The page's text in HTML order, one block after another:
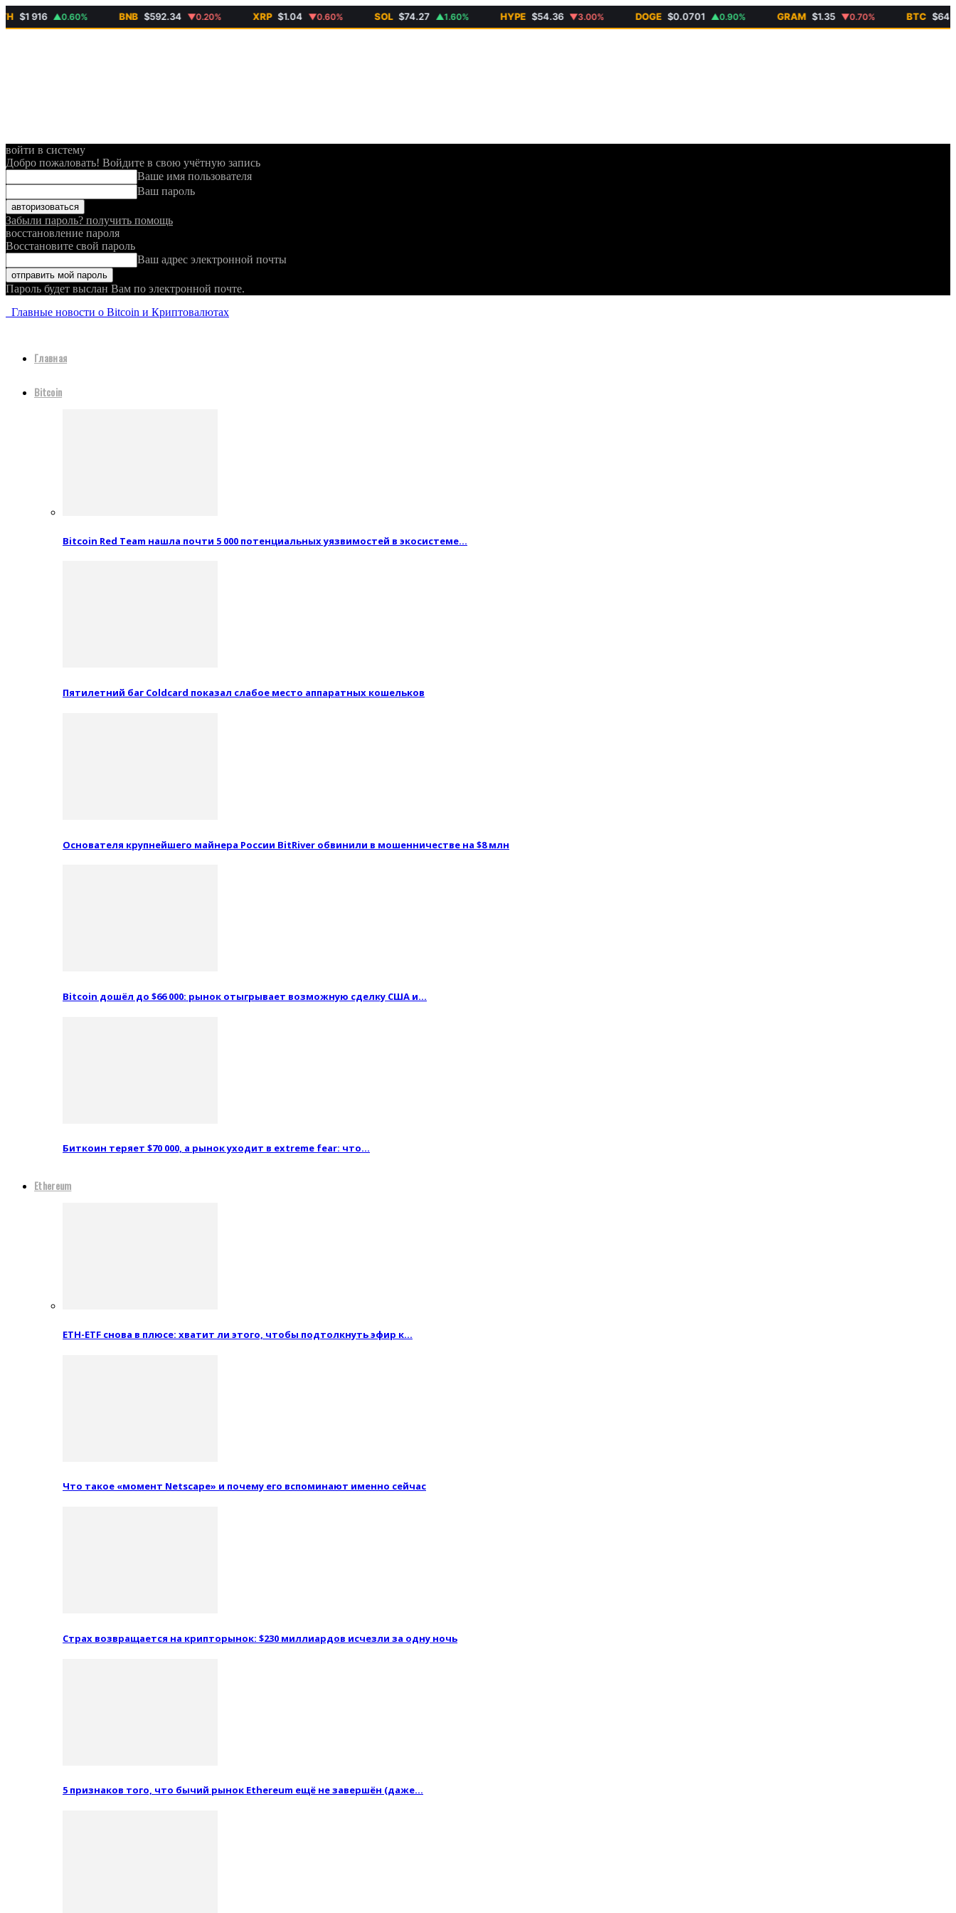
$1 916 ▲0.60% BNB $592.34 ▼0.20% XRP $1.04 ▼0.60% SOL $74.27 ▲1.60% HYPE $54.36 ▼3.00% DOGE $0.0701 ▲0.90% GRAM $1.35 ▼0.70% BTC $64 997
войти в систему
Добро пожаловать! Войдите в свою учётную запись
Ваше имя пользователя
Ваш пароль
Забыли пароль? получить помощь
восстановление пароля
Восстановите свой пароль
Ваш адрес электронной почты
Пароль будет выслан Вам по электронной почте.
Главные новости о Bitcoin и Криптовалютах
Главная
Bitcoin
Bitcoin Red Team нашла почти 5 000 потенциальных уязвимостей в экосистеме…
Пятилетний баг Coldcard показал слабое место аппаратных кошельков
Основателя крупнейшего майнера России BitRiver обвинили в мошенничестве на $8 млн
Bitcoin дошёл до $66 000: рынок отыгрывает возможную сделку США и…
Биткоин теряет $70 000, а рынок уходит в extreme fear: что…
Ethereum
ETH-ETF снова в плюсе: хватит ли этого, чтобы подтолкнуть эфир к…
Что такое «момент Netscape» и почему его вспоминают именно сейчас
Страх возвращается на крипторынок: $230 миллиардов исчезли за одну ночь
5 признаков того, что бычий рынок Ethereum ещё не завершён (даже…